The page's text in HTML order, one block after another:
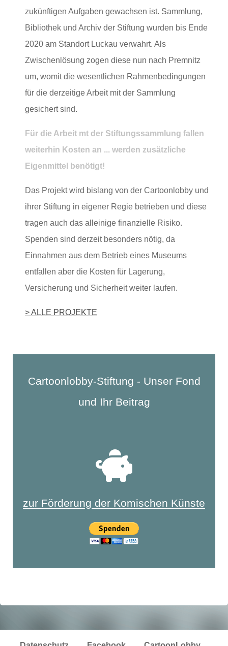
zukünftigen Aufgaben gewachsen ist. Sammlung,
Bibliothek und Archiv der Stiftung wurden bis Ende
2020 am Standort Luckau verwahrt. Als
Zwischenlösung zogen diese nun nach Premnitz
um, womit die wesentlichen Rahmenbedingungen
für die derzeitige Arbeit mit der Sammlung
gesichert sind.
Für die Arbeit mt der Stiftungssammlung fallen
weiterhin Kosten an ... werden zusätzliche
Eigenmittel benötigt!
Das Projekt wird bislang von der Cartoonlobby und
ihrer Stiftung in eigener Regie betrieben und diese
tragen auch das alleinige finanzielle Risiko.
Spenden sind derzeit besonders nötig, da
Einnahmen aus dem Betrieb eines Museums
entfallen aber die Kosten für Lagerung,
Versicherung und Sicherheit weiter laufen.
> ALLE PROJEKTE
Cartoonlobby-Stiftung - Unser Fond
und Ihr Beitrag
zur Förderung der Komischen Künste